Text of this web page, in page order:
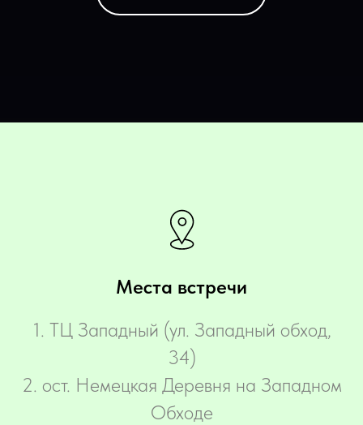
Места встречи
‌1. ТЦ Западный (ул. Западный обход,
34)
2. ост. Немецкая Деревня на Западном
Обходе